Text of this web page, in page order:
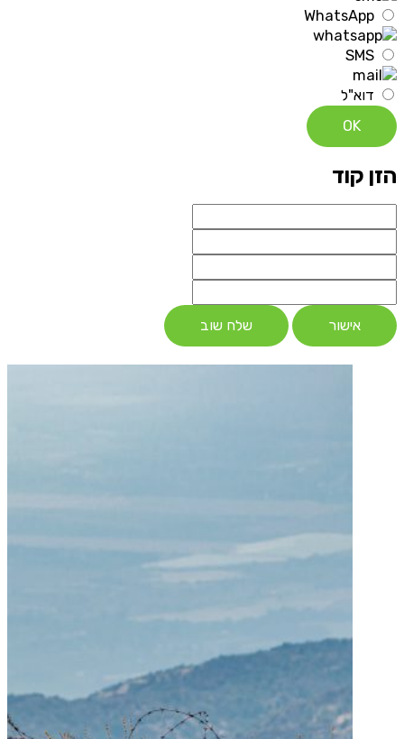
WhatsApp
SMS
דוא"ל
OK
הזן קוד
אישור שלח שוב